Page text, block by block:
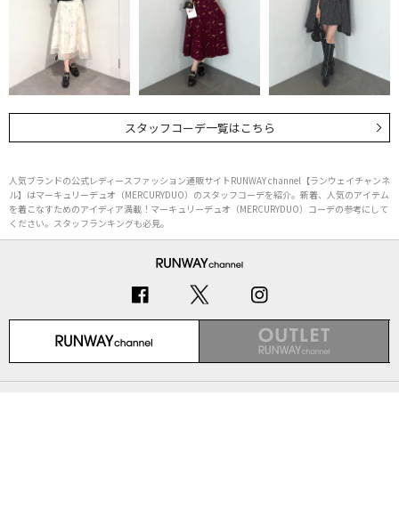
スタッフコーデ一覧はこちら
人気ブランドの公式レディースファッション通販サイトRUNWAY channel【ランウェイチャンネ
ル】はマーキュリーデュオ（MERCURYDUO）のスタッフコーデを紹介。新着、人気のアイテム
を着こなすためのアイディア満載！マーキュリーデュオ（MERCURYDUO）コーデの参考にして
ください。スタッフランキングも必見。